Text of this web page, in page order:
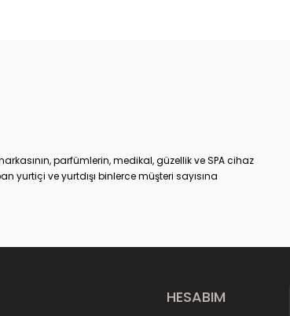
parfümlerin, medikal, güzellik ve SPA cihaz
yurtiçi ve yurtdışı binlerce müşteri sayısına
HESABIM